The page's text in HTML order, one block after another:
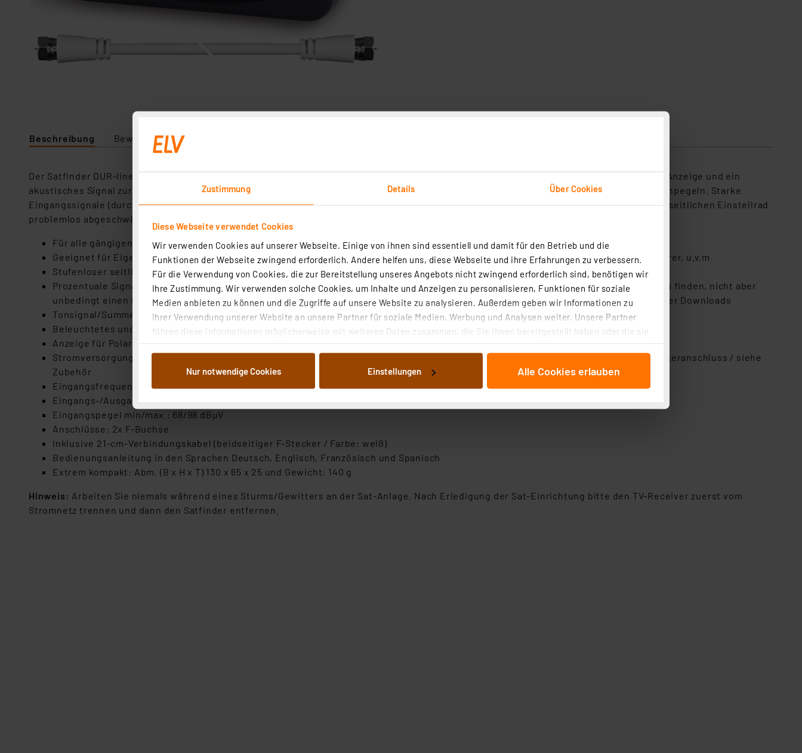
Zustimmung Details Über Cookies
Diese Webseite verwendet Cookies
Wir verwenden Cookies auf unserer Webseite. Einige von ihnen sind essentiell und damit für den Betrieb und die
Funktionen der Webseite zwingend erforderlich. Andere helfen uns, diese Webseite und ihre Erfahrungen zu verbessern.
Für die Verwendung von Cookies, die zur Bereitstellung unseres Angebots nicht zwingend erforderlich sind, benötigen wir
Ihre Zustimmung. Wir verwenden solche Cookies, um Inhalte und Anzeigen zu personalisieren, Funktionen für soziale
Medien anbieten zu können und die Zugriffe auf unsere Website zu analysieren. Außerdem geben wir Informationen zu
Ihrer Verwendung unserer Website an unsere Partner für soziale Medien, Werbung und Analysen weiter. Unsere Partner
führen diese Informationen möglicherweise mit weiteren Daten zusammen, die Sie ihnen bereitgestellt haben oder die sie
Weiterverarbeitung für die nachfolgend dargestellten bzw. die von Ihnen ausgewählten Verarbeitungszwecke (Art. 6
Abs.1a DSG-VO) zu. Eine detaillierte Auflistung der einzelnen Cookies nach Zweck und Anbieter ist durch Klick auf den
ganz oder teilweise zustimmen. Ihre erteilte Zustimmung können Sie jederzeit unter dem Link „Cookie Einstellungen“
anpassen oder widerrufen. Die Rechtmäßigkeit der Speicherung, Abrufung und Weiterverarbeitung dieser Daten zur
Auswertung und Analyse bis zum Zeitpunkt des Widerrufs bleibt hiervon unberührt. Ihre Browser-Einstellungen können
dazu führen, dass die Einstellungen nicht längerfristig gespeichert werden und dieses Banner erneut angezeigt wird.
dieser Drittanbieter umfasst daher ggf. auch die Verarbeitung Ihrer Daten in den USA gemäß Art. 49 (1) lit. a DSGVO.
Nähere Infos zu diesen Drittanbietern und zu der jeweiligen Datenübermittlung erhalten Sie in der Datenschutzerklärung.
Nur notwendige Cookies Einstellungen Alle Cookies erlauben
Beschreibung Bewertung Lieferumfang
Der Satfinder DUR-line SF 2500 Pro ermöglicht es Ihnen Ihre Sat-Anlage schnell und präzise auszurichten. Dafür stehen Ihnen die digitale Anzeige und ein
akustisches Signal zur Verfügung. Das Sat-Messgerät SF 2500 Pro ist sehr empfindlich und kann auch schwächste Signale erkennen und einpegeln. Starke
Eingangssignale (durch leistungsfähige Satelliten oder große Satellitenantennen) können mit den seperaten "Dämpfungstasten" und dem seitlichen Einstellrad
problemlos abgeschwächt werden. Dies ermöglicht ein optimales Auslesen und Einrichten verschiedenster Sat-Anlagen.
Für alle gängigen TV-Satelliten geeignet (z.B. Astra, Eutelsat, Türksat, u.v.m.)
Geeignet für Eigenheimbesitzer (z.B. auch nach Stürmen/Böen), Schrebergarten-Besitzer, Camping-/Caravan-Urlaube, LKW-/Fernfahrer, u.v.m
Stufenloser seitlicher Dämpfungsregler sowie komfortable Schnell-Dämpfungstasten (3-stufig: ±3 dB, ±6 dB, ±9 dB)
Prozentuale Signalpegelanzeige von 0-99% (Ziel ist es, an Ihrem Sat-Installationsort den Punkt mit dem bestmöglichen Signalpegel zu finden, nicht aber
unbedingt einen bestimmten Zahlenwert wie 99%) / eine Schritt-für-Schritt-Anleitung für die Sat-Spiegel-Einrichtung finden Sie unter Downloads
Tonsignal/Summer (abschaltbar via Knopfdruck)
Beleuchtetes und gut ablesbares LC-Display (Diagonale: 5,7 cm / 2,24")
Anzeige für Polarisation/Band (0/22 kHz & 13/18V), Summer-Status und aktivierte Dämpfung (ATT)
Stromversorgung erfolgt über Receiver (13-18V DC) oder optional über separat zu bestellendes Batteriepack oder Netzteil mit F-Steckeranschluss / siehe
Zubehör
Eingangsfrequenz: 950 - 2150 MHz
Eingangs-/Ausgangsimpedanz: 75 Ω
Eingangspegel min/max.: 68/98 dBμV
Anschlüsse: 2x F-Buchse
Inklusive 21-cm-Verbindungskabel (beidseitiger F-Stecker / Farbe: weiß)
Bedienungsanleitung in den Sprachen Deutsch, Englisch, Französisch und Spanisch
Extrem kompakt: Abm. (B x H x T) 130 x 65 x 25 und Gewicht: 140 g
Hinweis: Arbeiten Sie niemals während eines Sturms/Gewitters an der Sat-Anlage. Nach Erledigung der Sat-Einrichtung bitte den TV-Receiver zuerst vom
Stromnetz trennen und dann den Satfinder entfernen.